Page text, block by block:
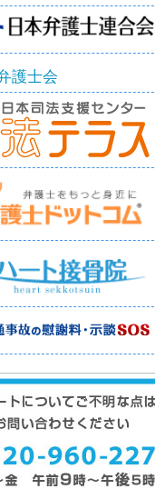
護士会